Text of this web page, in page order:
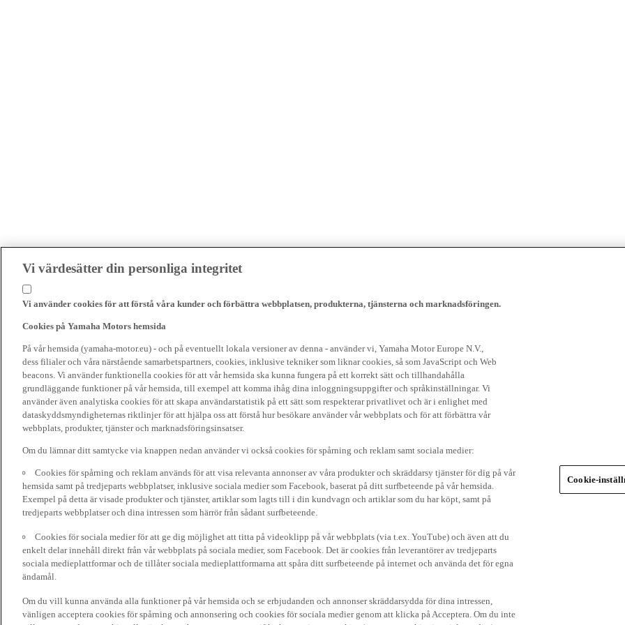
Vi värdesätter din personliga integritet
Vi använder cookies för att förstå våra kunder och förbättra webbplatsen, produkterna, tjänsterna och marknadsföringen.
Cookies på Yamaha Motors hemsida
På vår hemsida (yamaha-motor.eu) - och på eventuellt lokala versioner av denna - använder vi, Yamaha Motor Europe N.V.,
dess filialer och våra närstående samarbetspartners, cookies, inklusive tekniker som liknar cookies, så som JavaScript och Web
beacons. Vi använder funktionella cookies för att vår hemsida ska kunna fungera på ett korrekt sätt och tillhandahålla
grundläggande funktioner på vår hemsida, till exempel att komma ihåg dina inloggningsuppgifter och språkinställningar. Vi
använder även analytiska cookies för att skapa användarstatistik på ett sätt som respekterar privatlivet och är i enlighet med
dataskyddsmyndigheternas riktlinjer för att hjälpa oss att förstå hur besökare använder vår webbplats och för att förbättra vår
webbplats, produkter, tjänster och marknadsföringsinsatser.
Om du lämnar ditt samtycke via knappen nedan använder vi också cookies för spårning och reklam samt sociala medier:
Cookies för spårning och reklam används för att visa relevanta annonser av våra produkter och skräddarsy tjänster för dig på vår
hemsida samt på tredjeparts webbplatser, inklusive sociala medier som Facebook, baserat på ditt surfbeteende på vår hemsida.
Exempel på detta är visade produkter och tjänster, artiklar som lagts till i din kundvagn och artiklar som du har köpt, samt på
tredjeparts webbplatser och dina intressen som härrör från sådant surfbeteende.
Cookies för sociala medier för att ge dig möjlighet att titta på videoklipp på vår webbplats (via t.ex. YouTube) och även att du
enkelt delar innehåll direkt från vår webbplats på sociala medier, som Facebook. Det är cookies från leverantörer av tredjeparts
sociala medieplattformar och de tillåter sociala medieplattformarna att spåra ditt surfbeteende på internet och använda det för egna
ändamål.
Om du vill kunna använda alla funktioner på vår hemsida och se erbjudanden och annonser skräddarsydda för dina intressen,
vänligen acceptera cookies för spårning och annonsering och cookies för sociala medier genom att klicka på Acceptera. Om du inte
Cookie-